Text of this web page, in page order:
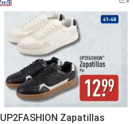
UP2FASHION Zapatillas